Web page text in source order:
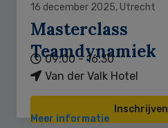
16 december 2025, Utrecht
Masterclass
Teamdynamiek
09:00 - 16:30
Van der Valk Hotel
Inschrijven
Meer informatie